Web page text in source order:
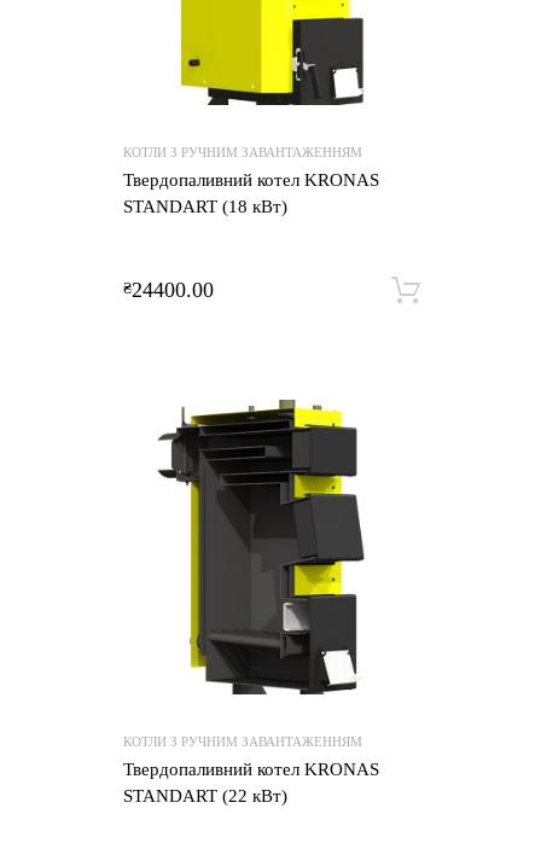
КОТЛИ З РУЧНИМ ЗАВАНТАЖЕННЯМ
Твердопаливний котел KRONAS
STANDART (18 кВт)
₴24400.00
КОТЛИ З РУЧНИМ ЗАВАНТАЖЕННЯМ
Твердопаливний котел KRONAS
STANDART (22 кВт)